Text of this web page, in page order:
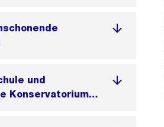
und
Konservatorium